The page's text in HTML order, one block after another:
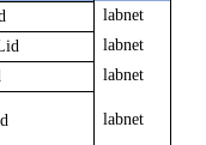
labnet
labnet
labnet
labnet